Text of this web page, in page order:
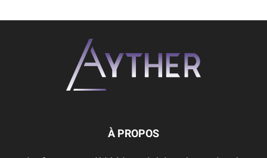
À PROPOS